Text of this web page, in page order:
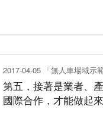
2017-04-05 「無人車場域示
第五，接著是業者、
國際合作，才能做起來